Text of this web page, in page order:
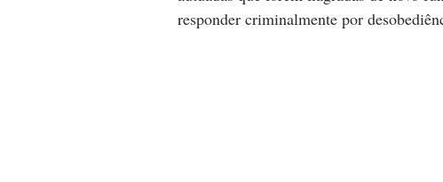
responder criminalmente por